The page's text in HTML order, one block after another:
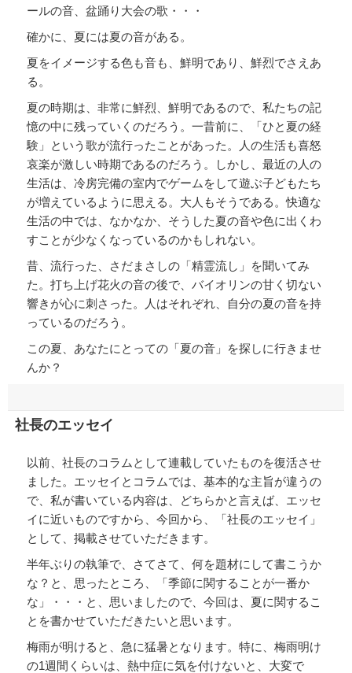
ールの音、盆踊り大会の歌・・・
確かに、夏には夏の音がある。
夏をイメージする色も音も、鮮明であり、鮮烈でさえあ
る。
夏の時期は、非常に鮮烈、鮮明であるので、私たちの記
憶の中に残っていくのだろう。一昔前に、「ひと夏の経
験」という歌が流行ったことがあった。人の生活も喜怒
哀楽が激しい時期であるのだろう。しかし、最近の人の
生活は、冷房完備の室内でゲームをして遊ぶ子どもたち
が増えているように思える。大人もそうである。快適な
生活の中では、なかなか、そうした夏の音や色に出くわ
すことが少なくなっているのかもしれない。
昔、流行った、さだまさしの「精霊流し」を聞いてみ
た。打ち上げ花火の音の後で、バイオリンの甘く切ない
響きが心に刺さった。人はそれぞれ、自分の夏の音を持
っているのだろう。
この夏、あなたにとっての「夏の音」を探しに行きませ
んか？
社長のエッセイ
以前、社長のコラムとして連載していたものを復活させ
ました。エッセイとコラムでは、基本的な主旨が違うの
で、私が書いている内容は、どちらかと言えば、エッセ
イに近いものですから、今回から、「社長のエッセイ」
として、掲載させていただきます。
半年ぶりの執筆で、さてさて、何を題材にして書こうか
な？と、思ったところ、「季節に関することが一番か
な」・・・と、思いましたので、今回は、夏に関するこ
とを書かせていただきたいと思います。
梅雨が明けると、急に猛暑となります。特に、梅雨明け
の1週間くらいは、熱中症に気を付けないと、大変で